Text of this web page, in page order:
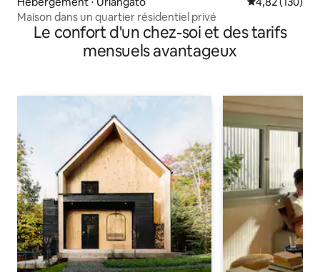
Maison dans un quartier résidentiel privé
Le confort d'un chez-soi et des tarifs
mensuels avantageux